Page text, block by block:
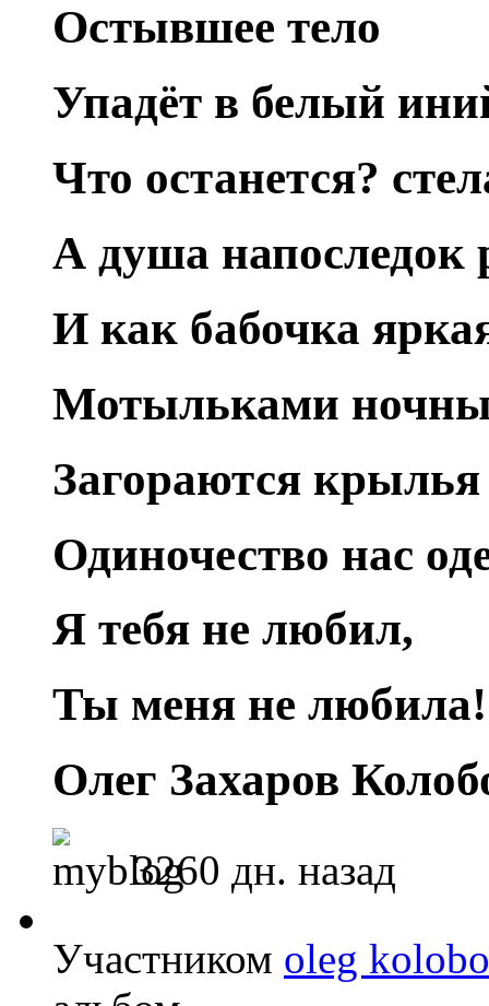
Остывшее тело
Упадёт в белый
Что останется?
А душа напоследок
И как бабочка
Мотыльками
Загораются
Одиночество нас
Я тебя не любил,
Ты меня не
Олег Захаров
3260 дн. назад
Участником oleg